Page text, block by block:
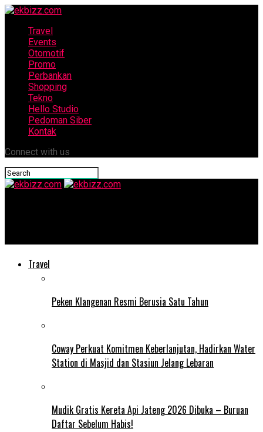
Travel
Events
Otomotif
Promo
Perbankan
Shopping
Tekno
Hello Studio
Pedoman Siber
Kontak
Connect with us
Travel
Peken Klangenan Resmi Berusia Satu Tahun
Coway Perkuat Komitmen Keberlanjutan, Hadirkan Water
Station di Masjid dan Stasiun Jelang Lebaran
Mudik Gratis Kereta Api Jateng 2026 Dibuka – Buruan
Daftar Sebelum Habis!